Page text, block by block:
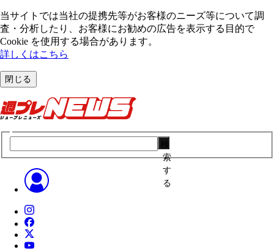
当サイトでは当社の提携先等がお客様のニーズ等について調
査・分析したり、お客様にお勧めの広告を表⽰する⽬的で
Cookie を使⽤する場合があります。
詳しくはこちら
閉じる
索
す
る